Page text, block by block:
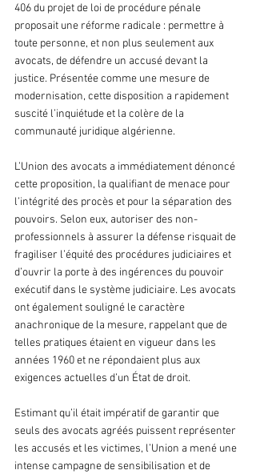
406 du projet de loi de procédure pénale
proposait une réforme radicale : permettre à
toute personne, et non plus seulement aux
avocats, de défendre un accusé devant la
justice. Présentée comme une mesure de
modernisation, cette disposition a rapidement
suscité l’inquiétude et la colère de la
communauté juridique algérienne.
L’Union des avocats a immédiatement dénoncé
cette proposition, la qualifiant de menace pour
l’intégrité des procès et pour la séparation des
pouvoirs. Selon eux, autoriser des non-
professionnels à assurer la défense risquait de
fragiliser l’équité des procédures judiciaires et
d’ouvrir la porte à des ingérences du pouvoir
exécutif dans le système judiciaire. Les avocats
ont également souligné le caractère
anachronique de la mesure, rappelant que de
telles pratiques étaient en vigueur dans les
années 1960 et ne répondaient plus aux
exigences actuelles d’un État de droit.
Estimant qu’il était impératif de garantir que
seuls des avocats agréés puissent représenter
les accusés et les victimes, l’Union a mené une
intense campagne de sensibilisation et de